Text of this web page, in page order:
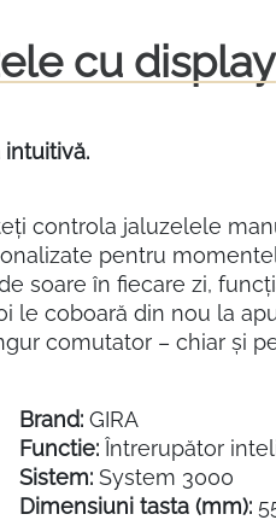
cu display
Brand: GIRA
Functie: Întrerupător
Sistem: System 3000
Dimensiuni tasta (mm):
controla jaluzelele
pentru
soare în fiecare zi,
le coboară din nou la
comutator – chiar și